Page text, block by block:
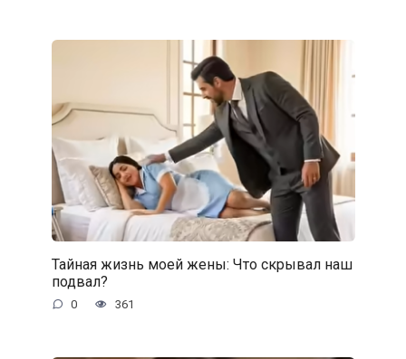
Тайная жизнь моей жены: Что скрывал наш
подвал?
0 361